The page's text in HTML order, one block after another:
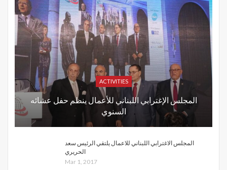
ACTIVITIES
المجلس الإغترابي اللبناني للأعمال ينظم حفل عشائه
السنوي
المجلس الاغترابي اللبناني للاعمال يلتقي الرئيس سعد
الحريري
Mar 1, 2017